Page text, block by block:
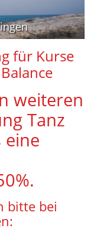
für Kurse
weiteren
Tanz
eine
bitte bei